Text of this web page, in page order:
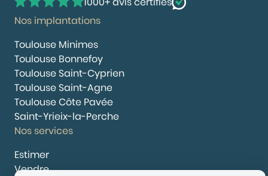
Nos implantations
Toulouse Minimes
Toulouse Bonnefoy
Toulouse Saint-Cyprien
Toulouse Saint-Agne
Toulouse Côte Pavée
Saint-Yrieix-la-Perche
Nos services
Estimer
Vendre